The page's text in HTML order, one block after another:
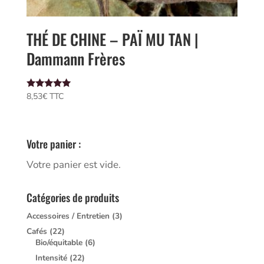
THÉ DE CHINE – PAÏ MU TAN |
Dammann Frères
Note
8,53€ TTC
Votre panier :
Votre panier est vide.
Catégories de produits
Accessoires / Entretien (3)
Cafés (22)
Bio/équitable (6)
Intensité (22)